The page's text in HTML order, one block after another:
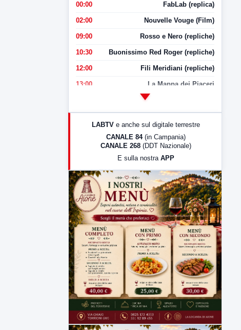
00:00 FabLab (replica)
02:00 Nouvelle Vouge (Film)
09:00 Rosso e Nero (repliche)
10:30 Buonissimo Red Roger (repliche)
12:00 Fili Meridiani (repliche)
13:00 La Mappa dei Piaceri
LabNews (Diretta)
23:00 LabNews (replica)
LABTV e anche sul digitale terrestre
CANALE 84 (in Campania)
CANALE 268 (DDT Nazionale)
E sulla nostra APP